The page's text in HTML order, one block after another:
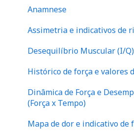
Anamnese
Assimetria e indicativos de
Desequilíbrio Muscular (I/Q)
Histórico de força e valores
Dinâmica de Força e
(Força x Tempo)
Mapa de dor e indicativo de